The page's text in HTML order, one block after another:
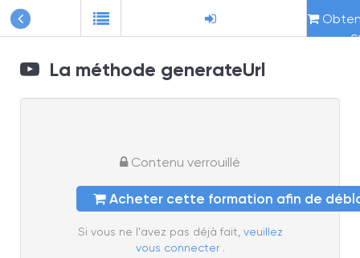
La méthode generateUrl
Contenu verrouillé
Acheter cette formation afin de
Si vous ne l'avez pas déjà fait, veuillez
vous connecter .